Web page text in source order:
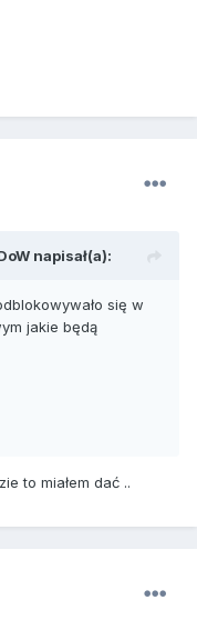
napisał(a):
się w
jakie będą
to miałem dać ..